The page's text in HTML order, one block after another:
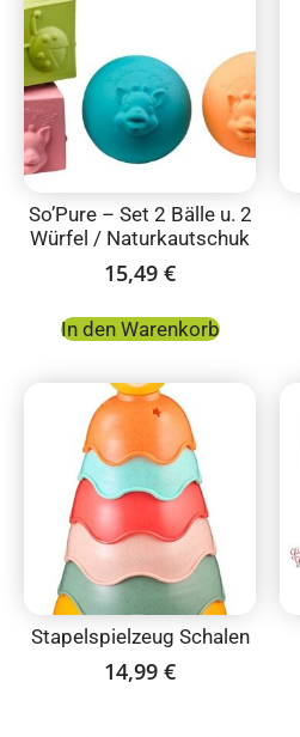
So’Pure – Set 2 Bälle u. 2
Würfel / Naturkautschuk
15,49 €
In den Warenkorb
Stapelspielzeug Schalen
14,99 €